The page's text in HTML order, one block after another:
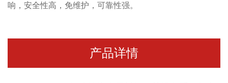
响，安全性高，免维护，可靠性强。
产品详情